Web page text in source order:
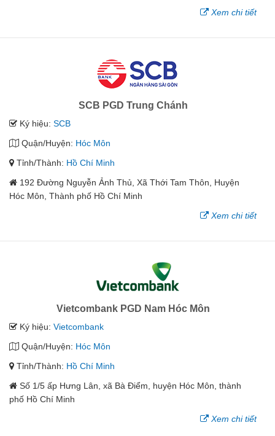
Xem chi tiết
SCB PGD Trung Chánh
Ký hiệu: SCB
Quận/Huyện: Hóc Môn
Tỉnh/Thành: Hồ Chí Minh
192 Đường Nguyễn Ảnh Thủ, Xã Thới Tam Thôn, Huyện
Hóc Môn, Thành phố Hồ Chí Minh
Xem chi tiết
Vietcombank PGD Nam Hóc Môn
Ký hiệu: Vietcombank
Quận/Huyện: Hóc Môn
Tỉnh/Thành: Hồ Chí Minh
Số 1/5 ấp Hưng Lân, xã Bà Điểm, huyện Hóc Môn, thành
phố Hồ Chí Minh
Xem chi tiết